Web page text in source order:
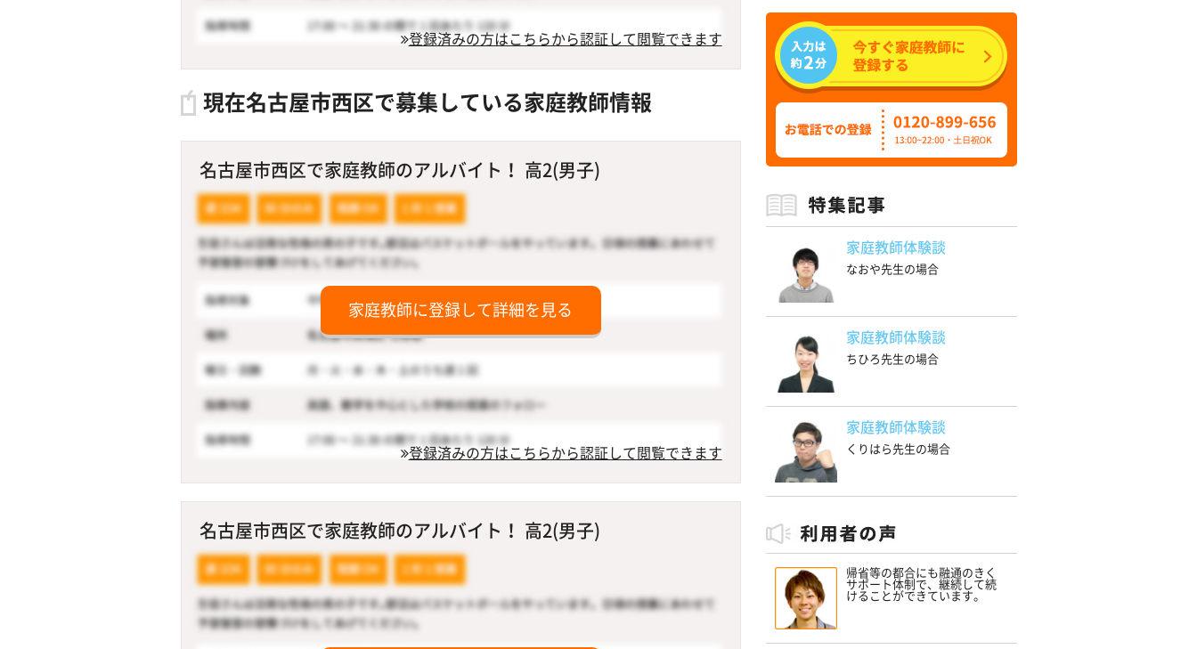
登録済みの方はこちらから認証して閲覧できます
現在名古屋市西区で募集している家庭教師情報
名古屋市西区で家庭教師のアルバイト！ 高2(男子)
家庭教師に登録して詳細を見る
登録済みの方はこちらから認証して閲覧できます
名古屋市西区で家庭教師のアルバイト！ 高2(男子)
家庭教師体験談
なおや先生の場合
家庭教師体験談
ちひろ先生の場合
家庭教師体験談
くりはら先生の場合
帰省等の都合にも融通のきく
サポート体制で、継続して続
けることができています。